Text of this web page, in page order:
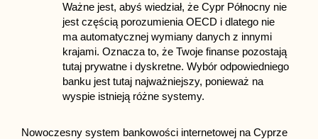
Ważne jest, abyś wiedział, że Cypr Północny nie
jest częścią porozumienia OECD i dlatego nie
ma automatycznej wymiany danych z innymi
krajami. Oznacza to, że Twoje finanse pozostają
tutaj prywatne i dyskretne. Wybór odpowiedniego
banku jest tutaj najważniejszy, ponieważ na
wyspie istnieją różne systemy.
Nowoczesny system bankowości internetowej na Cyprze